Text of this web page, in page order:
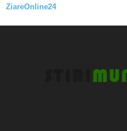
ZiareOnline24